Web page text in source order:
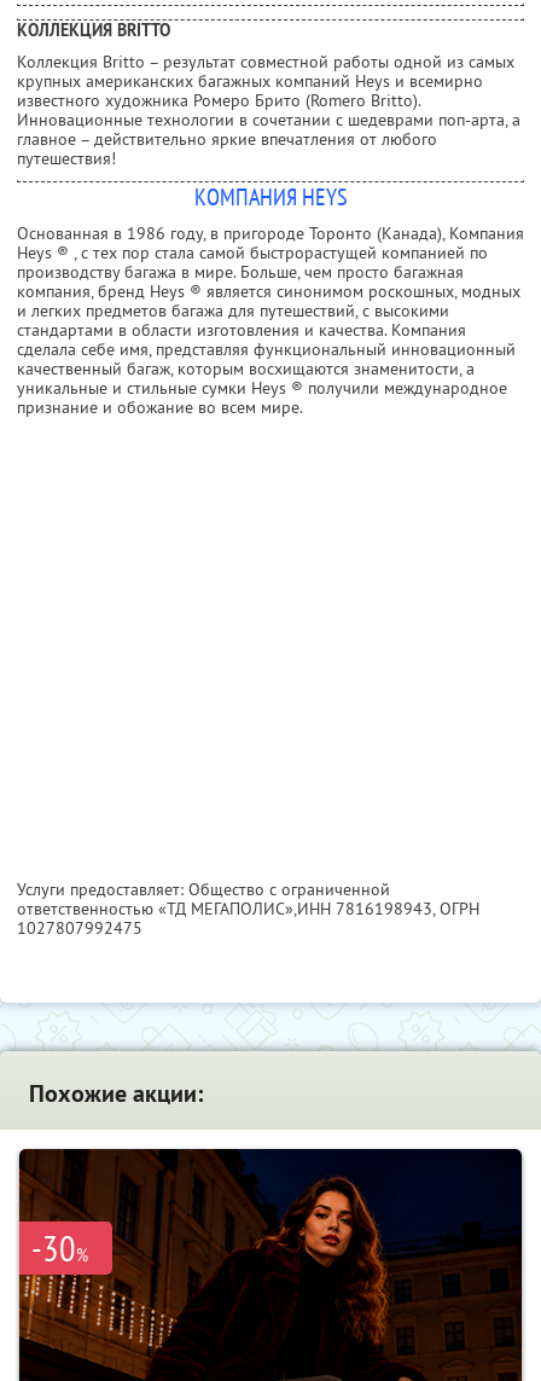
КОЛЛЕКЦИЯ BRITTO
Коллекция Britto – результат совместной работы одной из самых
крупных американских багажных компаний Heys и всемирно
известного художника Ромеро Брито (Romero Britto).
Инновационные технологии в сочетании с шедеврами поп-арта, а
главное – действительно яркие впечатления от любого
путешествия!
КОМПАНИЯ HEYS
Основанная в 1986 году, в пригороде Торонто (Канада), Компания
Heys ® , с тех пор стала самой быстрорастущей компанией по
производству багажа в мире. Больше, чем просто багажная
компания, бренд Heys ® является синонимом роскошных, модных
и легких предметов багажа для путешествий, с высокими
стандартами в области изготовления и качества. Компания
сделала себе имя, представляя функциональный инновационный
качественный багаж, которым восхищаются знаменитости, а
уникальные и стильные сумки Heys ® получили международное
признание и обожание во всем мире.
Услуги предоставляет: Общество с ограниченной
ответственностью «ТД МЕГАПОЛИС»,ИНН 7816198943, ОГРН
1027807992475
Похожие акции:
-30%